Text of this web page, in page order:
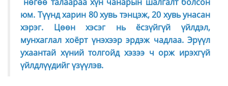
юм. Түүнд харин 80 хувь тэнцэж, 20 хувь унасан
хэрэг. Цөөн хэсэг нь ёсзүйгүй үйлдэл,
мунхаглал хоёрт үнэхээр эрдэж чадлаа. Эрүүл
ухаантай хүний толгойд хэзээ ч орж ирэхгүй
үйлдлүүдийг үзүүлэв.